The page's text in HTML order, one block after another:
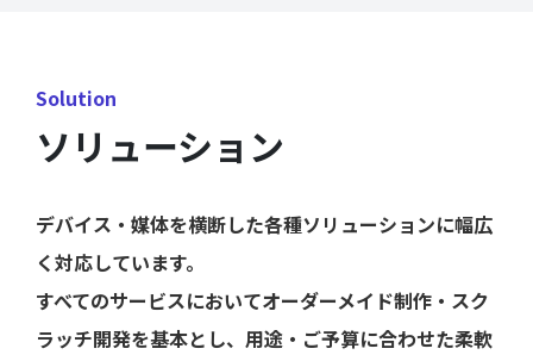
Solution
ソリューション
デバイス・媒体を横断した各種ソリューションに幅広
く対応しています。
すべてのサービスにおいてオーダーメイド制作・スク
ラッチ開発を基本とし、用途・ご予算に合わせた柔軟